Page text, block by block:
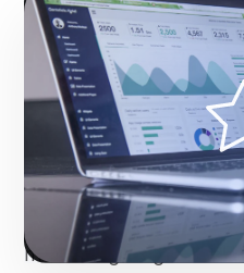
Em nossa agência,
experiências imersivas
(BTL), interrompendo
do consumidor-alvo.
cenários
realidade aumentada,
produtos (Sampling) e
marketing de guerrilha